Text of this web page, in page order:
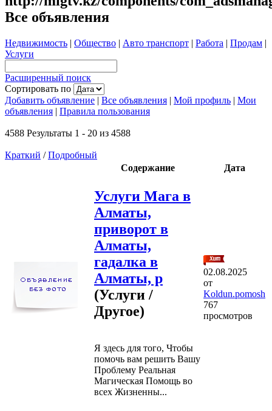
Все объявления
Недвижимость | Общество | Авто транспорт | Работа | Продам |
Услуги
Расширенный поиск
Сортировать по
Добавить объявление | Все объявления | Мой профиль | Мои
объявления | Правила пользования
4588 Результаты 1 - 20 из 4588
Краткий /Подробный
Содержание
Дата
Услуги Мага в
Алматы,
приворот в
Алматы,
гадалка в
Алматы, р
(Услуги /
Другое)
Я здесь для того, Чтобы
помочь вам решить Вашу
Проблему Реальная
Магическая Помощь во
всех Жизненны...
02.08.2025
от
Koldun.pomosh
767
просмотров